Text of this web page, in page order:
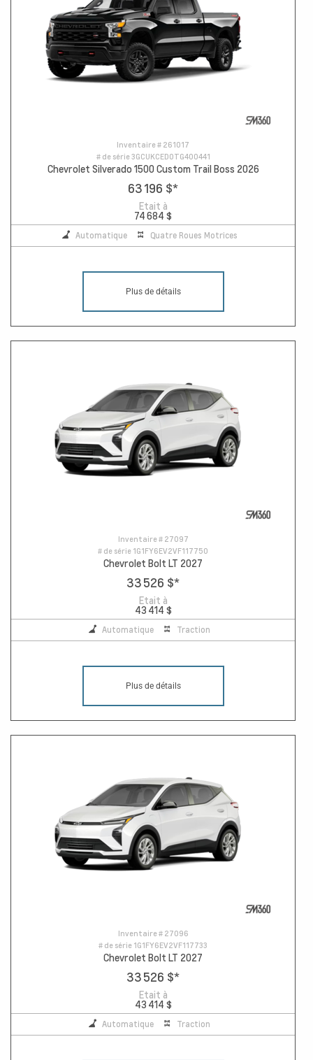
Inventaire # 261017
# de série3GCUKCED0TG400441
Chevrolet Silverado 1500 Custom Trail Boss 2026
63 196 $*
Etait à
74 684 $
Automatique Quatre Roues Motrices
Plus de détails
Inventaire # 27097
# de série 1G1FY6EV2VF117750
Chevrolet Bolt LT 2027
33 526 $*
Etait à
43 414 $
Automatique Traction
Plus de détails
Inventaire # 27096
# de série 1G1FY6EV2VF117733
Chevrolet Bolt LT 2027
33 526 $*
Etait à
43 414 $
Automatique Traction